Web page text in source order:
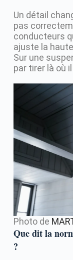
Un détail
pas
conducteurs
ajuste la
Sur une
par tirer là où
Photo de
Que dit la
?